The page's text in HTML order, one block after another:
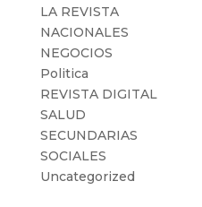
LA REVISTA
NACIONALES
NEGOCIOS
Politica
REVISTA DIGITAL
SALUD
SECUNDARIAS
SOCIALES
Uncategorized